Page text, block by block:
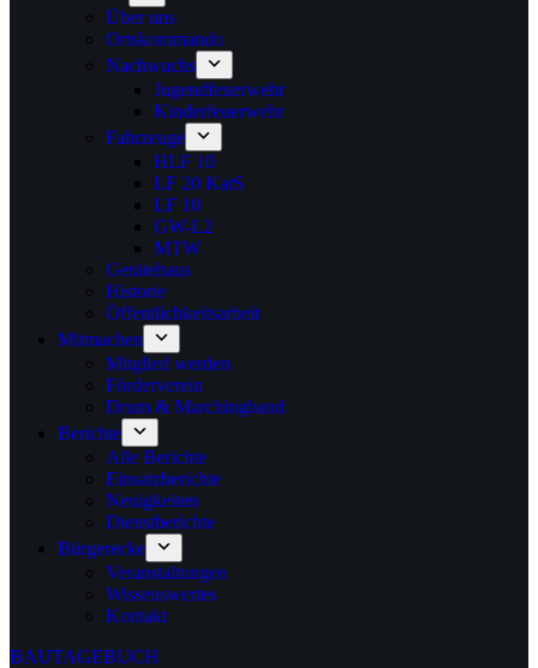
Über uns
Ortskommando
Nachwuchs
Jugendfeuerwehr
Kinderfeuerwehr
Fahrzeuge
HLF 10
LF 20 KatS
LF 10
GW-L2
MTW
Gerätehaus
Historie
Öffentlichkeitsarbeit
Mitmachen
Mitglied werden
Förderverein
Drum & Marchingband
Berichte
Alle Berichte
Einsatzberichte
Neuigkeiten
Dienstberichte
Bürgerecke
Veranstaltungen
Wissenswertes
Kontakt
BAUTAGEBUCH